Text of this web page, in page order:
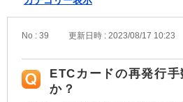
No : 39 更新日時 : 2023/08/17 10:23
ETCカードの再発行
か？